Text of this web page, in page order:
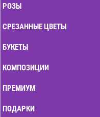
Как
заказ?
РОЗЫ
СРЕЗАННЫЕ ЦВЕТЫ
БУКЕТЫ
КОМПОЗИЦИИ
ПРЕМИУМ
ПОДАРКИ